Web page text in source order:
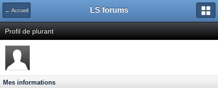
← Accueil LS forums
Profil de plurant
Mes informations